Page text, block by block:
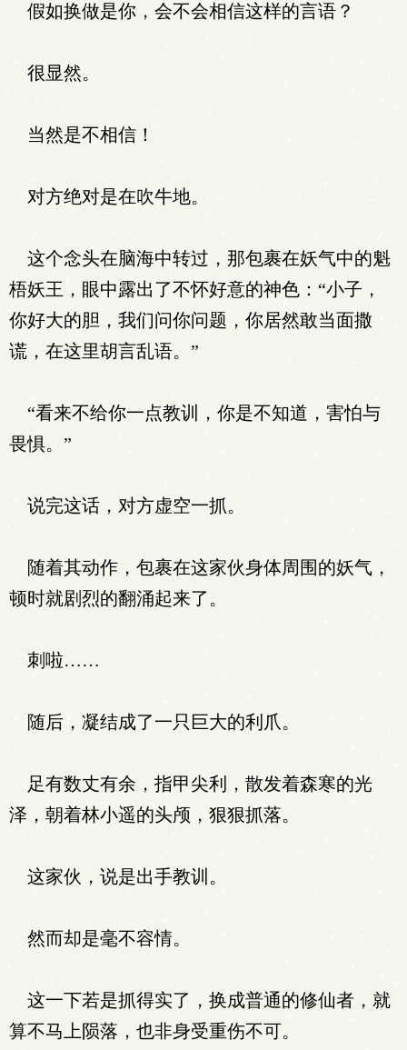
假如换做是你，会不会相信这样的言语？
很显然。
当然是不相信！
对方绝对是在吹牛地。
这个念头在脑海中转过，那包裹在妖气中的魁
梧妖王，眼中露出了不怀好意的神色：“小子，
你好大的胆，我们问你问题，你居然敢当面撒
谎，在这里胡言乱语。”
“看来不给你一点教训，你是不知道，害怕与
畏惧。”
说完这话，对方虚空一抓。
随着其动作，包裹在这家伙身体周围的妖气，
顿时就剧烈的翻涌起来了。
刺啦……
随后，凝结成了一只巨大的利爪。
足有数丈有余，指甲尖利，散发着森寒的光
泽，朝着林小遥的头颅，狠狠抓落。
这家伙，说是出手教训。
然而却是毫不容情。
这一下若是抓得实了，换成普通的修仙者，就
算不马上陨落，也非身受重伤不可。